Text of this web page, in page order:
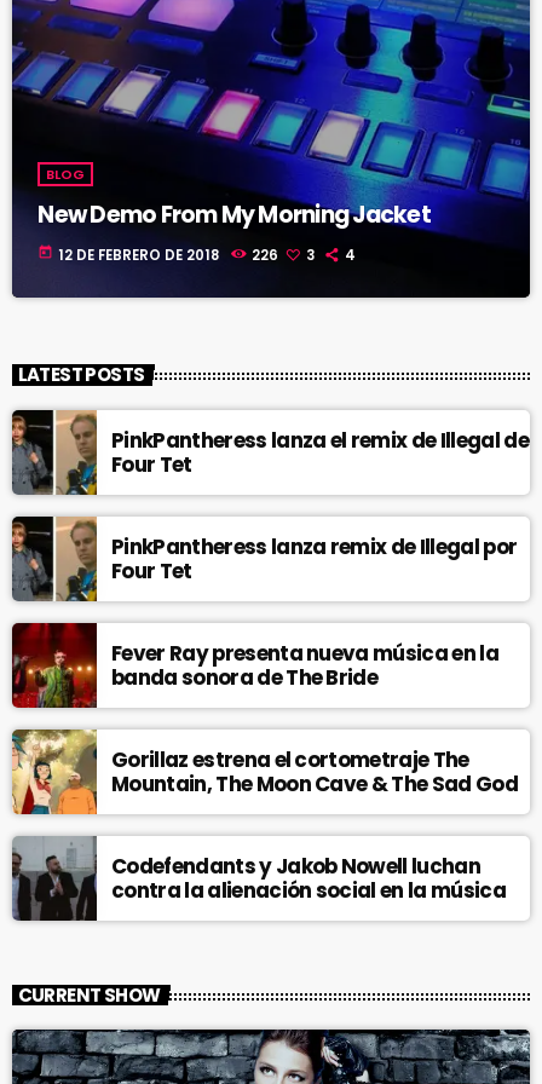
BLOG
New Demo From My Morning Jacket
today 12 DE FEBRERO DE 2018 226 3 4
LATEST POSTS
PinkPantheress lanza el remix de Illegal de
Four Tet
PinkPantheress lanza remix de Illegal por
Four Tet
Fever Ray presenta nueva música en la
banda sonora de The Bride
Gorillaz estrena el cortometraje The
Mountain, The Moon Cave & The Sad God
Codefendants y Jakob Nowell luchan
contra la alienación social en la música
CURRENT SHOW